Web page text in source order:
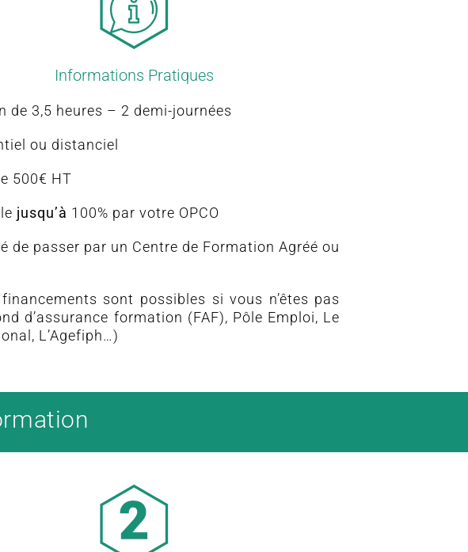
Informations Pratiques
3,5 heures – 2 demi-journées
ou distanciel
500€ HT
jusqu’à 100% par votre OPCO
de passer par un Centre de Formation Agréé ou
financements sont possibles si vous n’êtes pas
d’assurance formation (FAF), Pôle Emploi, Le
L’Agefiph…)